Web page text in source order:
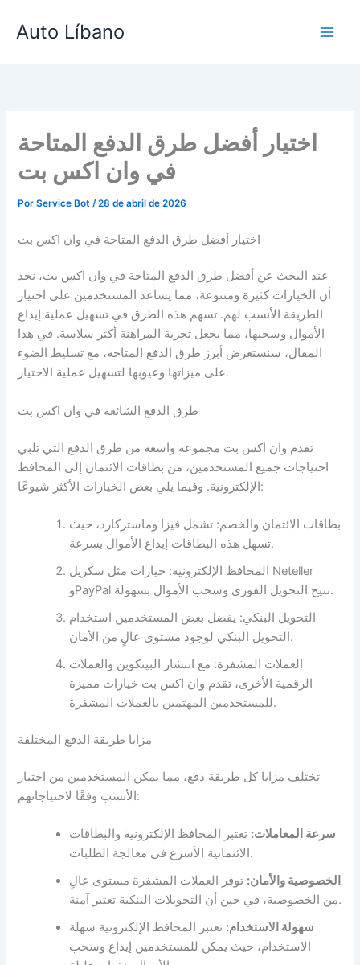
para
conteúdo
Auto Líbano
اختيار أفضل طرق الدفع المتاحة
في وان اكس بت
PorService Bot/28 de abril de 2026
اختيار أفضل طرق الدفع المتاحة في وان اكس بت
عند البحث عن أفضل طرق الدفع المتاحة في وان اكس بت، نجد
أن الخيارات كثيرة ومتنوعة، مما يساعد المستخدمين على اختيار
الطريقة الأنسب لهم. تسهم هذه الطرق في تسهيل عملية إيداع
الأموال وسحبها، مما يجعل تجربة المراهنة أكثر سلاسة. في هذا
المقال، سنستعرض أبرز طرق الدفع المتاحة، مع تسليط الضوء
على ميزاتها وعيوبها لتسهيل عملية الاختيار.
طرق الدفع الشائعة في وان اكس بت
تقدم وان اكس بت مجموعة واسعة من طرق الدفع التي تلبي
احتياجات جميع المستخدمين، من بطاقات الائتمان إلى المحافظ
الإلكترونية. وفيما يلي بعض الخيارات الأكثر شيوعًا:
بطاقات الائتمان والخصم: تشمل فيزا وماستركارد، حيث
تسهل هذه البطاقات إيداع الأموال بسرعة.
المحافظ الإلكترونية: خيارات مثل سكريل Neteller
وPayPal تتيح التحويل الفوري وسحب الأموال بسهولة.
التحويل البنكي: يفضل بعض المستخدمين استخدام
التحويل البنكي لوجود مستوى عالٍ من الأمان.
العملات المشفرة: مع انتشار البيتكوين والعملات
الرقمية الأخرى، تقدم وان اكس بت خيارات مميزة
للمستخدمين المهتمين بالعملات المشفرة.
مزايا طريقة الدفع المختلفة
تختلف مزايا كل طريقة دفع، مما يمكن المستخدمين من اختيار
الأنسب وفقًا لاحتياجاتهم:
سرعة المعاملات: تعتبر المحافظ الإلكترونية والبطاقات
الائتمانية الأسرع في معالجة الطلبات.
الخصوصية والأمان: توفر العملات المشفرة مستوى عالٍ
من الخصوصية، في حين أن التحويلات البنكية تعتبر آمنة.
سهولة الاستخدام: تعتبر المحافظ الإلكترونية سهلة
الاستخدام، حيث يمكن للمستخدمين إيداع وسحب